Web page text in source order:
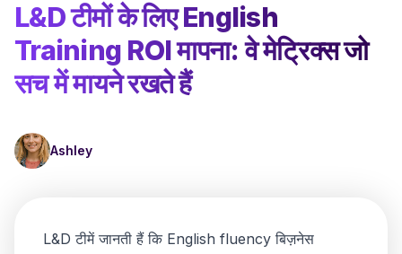
L&D टीमों के लिए English
Training ROI मापना: वे मेट्रिक्स जो
सच में मायने रखते हैं
Ashley
L&D टीमें जानती हैं कि English fluency बिज़नेस